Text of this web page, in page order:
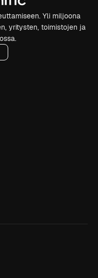
Yli miljoona
yritysten, toimistojen ja